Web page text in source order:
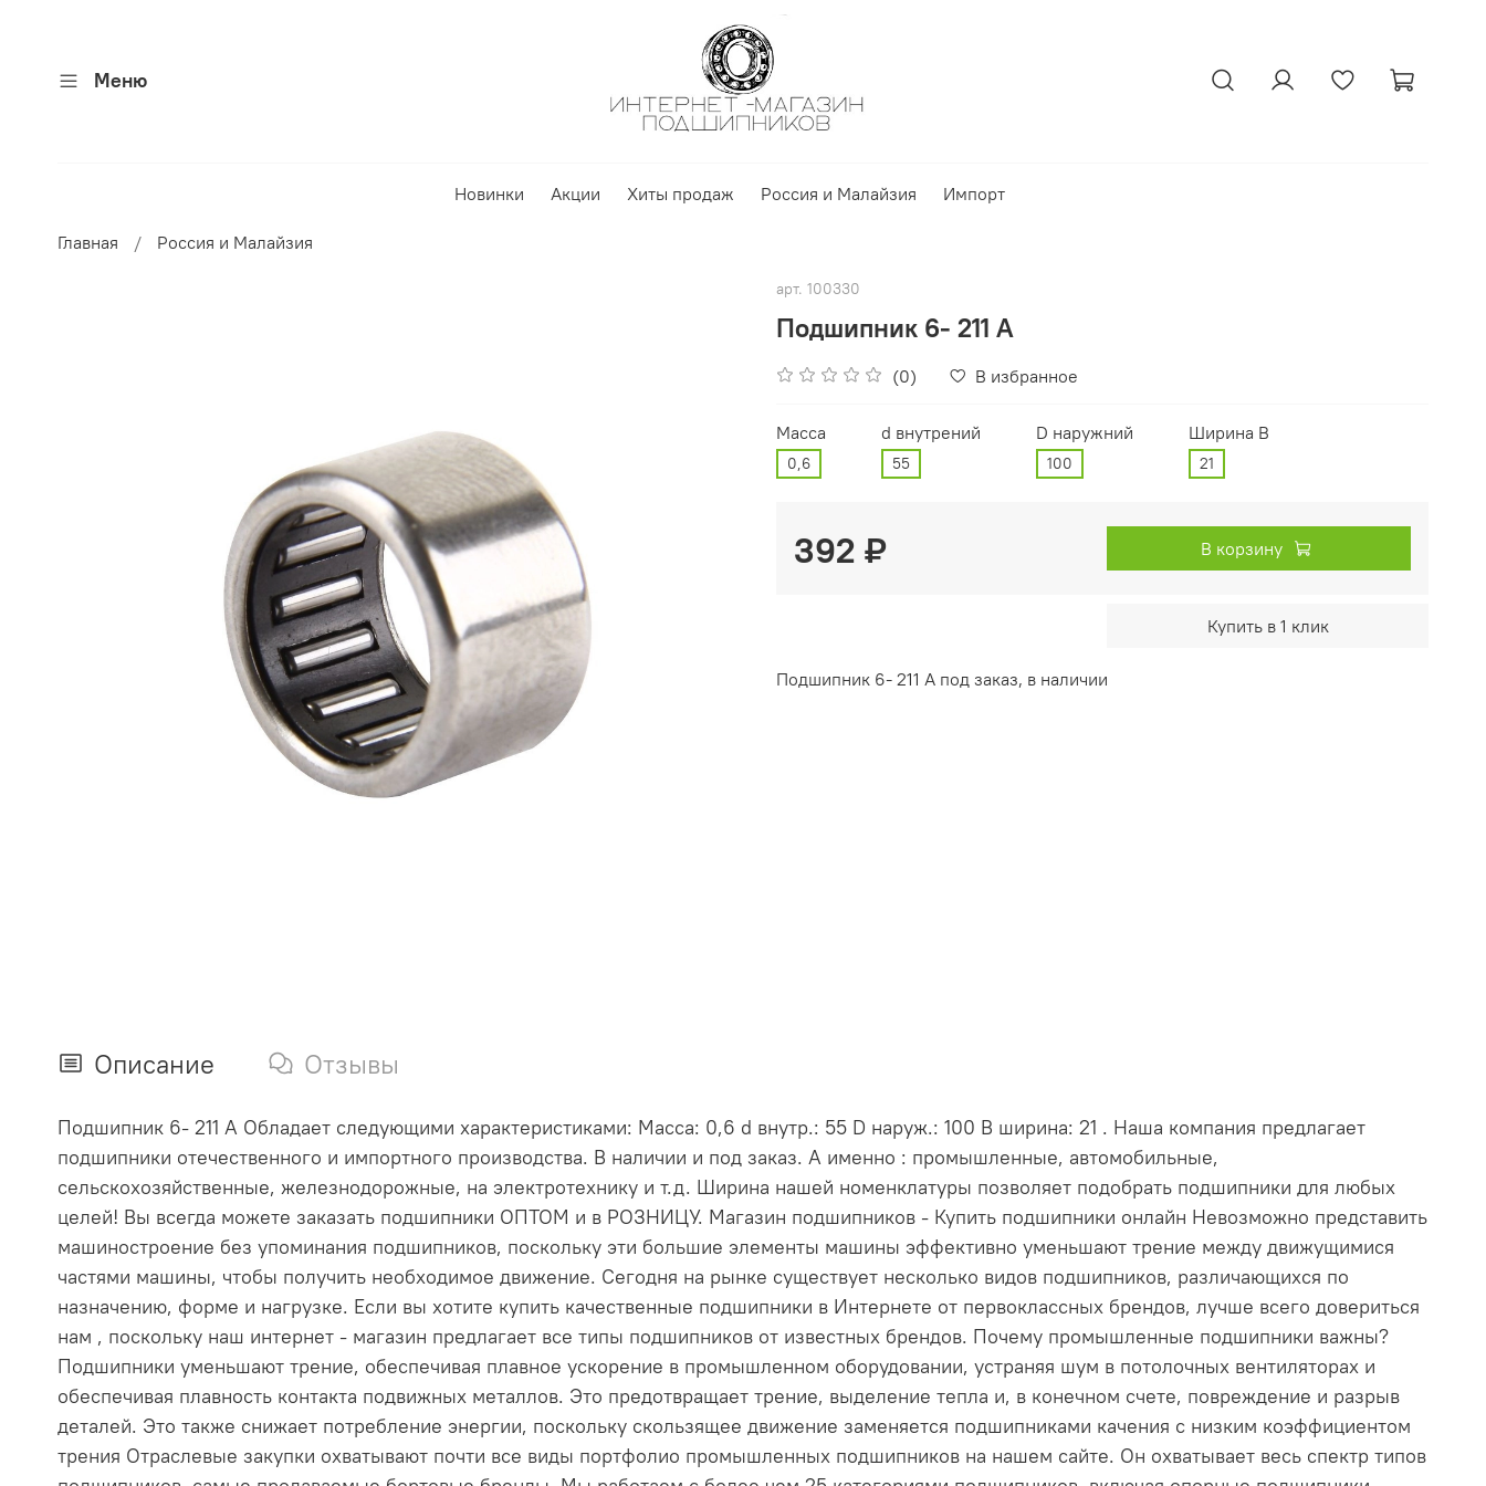
Меню
Новинки Акции Хиты продаж Россия и Малайзия Импорт
Главная Россия и Малайзия
арт. 100330
Подшипник 6- 211 А
(0) В избранное
Масса
0,6
d внутрений
55
D наружний
100
Ширина В
21
392 ₽ В корзину
Купить в 1 клик
Подшипник 6- 211 А под заказ, в наличии
Описание Отзывы
Подшипник 6- 211 А Обладает следующими характеристиками: Масса: 0,6 d внутр.: 55 D наруж.: 100 В ширина: 21 . Наша компания предлагает
подшипники отечественного и импортного производства. В наличии и под заказ. А именно : промышленные, автомобильные,
сельскохозяйственные, железнодорожные, на электротехнику и т.д. Ширина нашей номенклатуры позволяет подобрать подшипники для любых
целей! Вы всегда можете заказать подшипники ОПТОМ и в РОЗНИЦУ. Магазин подшипников - Купить подшипники онлайн Невозможно представить
машиностроение без упоминания подшипников, поскольку эти большие элементы машины эффективно уменьшают трение между движущимися
частями машины, чтобы получить необходимое движение. Сегодня на рынке существует несколько видов подшипников, различающихся по
назначению, форме и нагрузке. Если вы хотите купить качественные подшипники в Интернете от первоклассных брендов, лучше всего довериться
нам , поскольку наш интернет - магазин предлагает все типы подшипников от известных брендов. Почему промышленные подшипники важны?
Подшипники уменьшают трение, обеспечивая плавное ускорение в промышленном оборудовании, устраняя шум в потолочных вентиляторах и
обеспечивая плавность контакта подвижных металлов. Это предотвращает трение, выделение тепла и, в конечном счете, повреждение и разрыв
деталей. Это также снижает потребление энергии, поскольку скользящее движение заменяется подшипниками качения с низким коэффициентом
трения Отраслевые закупки охватывают почти все виды портфолио промышленных подшипников на нашем сайте. Он охватывает весь спектр типов